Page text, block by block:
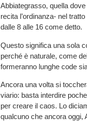
Abbiategrasso, quella
recita l’ordinanza- nel
dalle 8 alle 16 come detto.
Questo significa una sola
perché è naturale, come
formeranno lunghe code
Ancora una volta si
viario: basta interdire
per creare il caos. Lo
qualcuno che ancora oggi,